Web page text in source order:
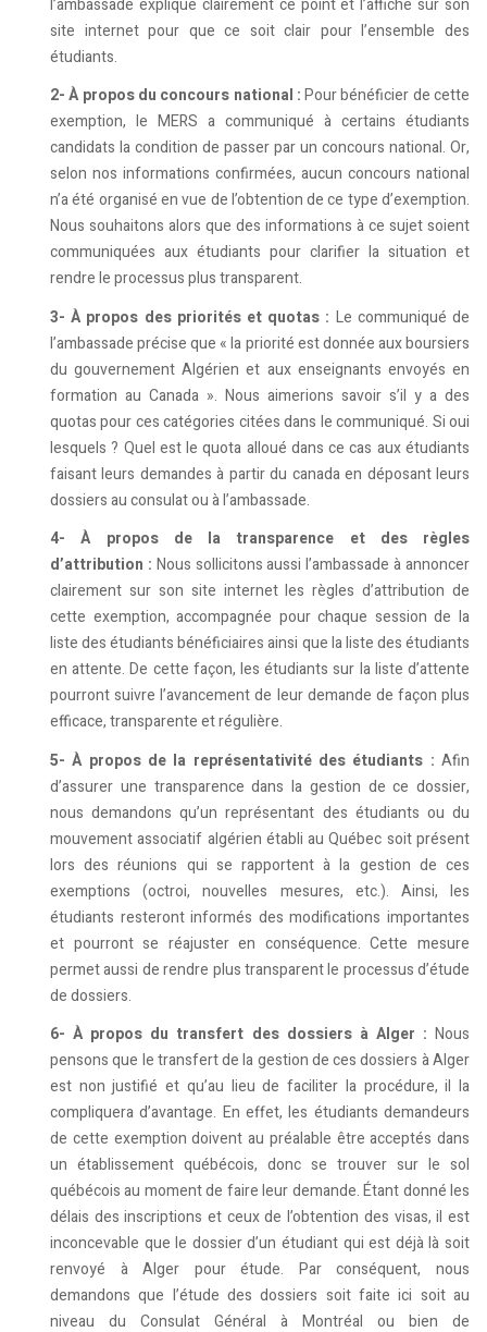
l’ambassade explique clairement ce point et l’affiche sur son
site internet pour que ce soit clair pour l’ensemble des
étudiants.
2- À propos du concours national :Pour bénéficier de cette
exemption, le MERS a communiqué à certains étudiants
candidats la condition de passer par un concours national. Or,
selon nos informations confirmées, aucun concours national
n’a été organisé en vue de l’obtention de ce type d’exemption.
Nous souhaitons alors que des informations à ce sujet soient
communiquées aux étudiants pour clarifier la situation et
rendre le processus plus transparent.
3- À propos des priorités et quotas : Le communiqué de
l’ambassade précise que « la priorité est donnée aux boursiers
du gouvernement Algérien et aux enseignants envoyés en
formation au Canada ». Nous aimerions savoir s’il y a des
quotas pour ces catégories citées dans le communiqué. Si oui
lesquels ? Quel est le quota alloué dans ce cas aux étudiants
faisant leurs demandes à partir du canada en déposant leurs
dossiers au consulat ou à l’ambassade.
4- À propos de la transparence et des règles
d’attribution : Nous sollicitons aussi l’ambassade à annoncer
clairement sur son site internet les règles d’attribution de
cette exemption, accompagnée pour chaque session de la
liste des étudiants bénéficiaires ainsi que la liste des étudiants
en attente. De cette façon, les étudiants sur la liste d’attente
pourront suivre l’avancement de leur demande de façon plus
efficace, transparente et régulière.
5- À propos de la représentativité des étudiants : Afin
d’assurer une transparence dans la gestion de ce dossier,
nous demandons qu’un représentant des étudiants ou du
mouvement associatif algérien établi au Québec soit présent
lors des réunions qui se rapportent à la gestion de ces
exemptions (octroi, nouvelles mesures, etc.). Ainsi, les
étudiants resteront informés des modifications importantes
et pourront se réajuster en conséquence. Cette mesure
permet aussi de rendre plus transparent le processus d’étude
de dossiers.
6- À propos du transfert des dossiers à Alger : Nous
pensons que le transfert de la gestion de ces dossiers à Alger
est non justifié et qu’au lieu de faciliter la procédure, il la
compliquera d’avantage. En effet, les étudiants demandeurs
de cette exemption doivent au préalable être acceptés dans
un établissement québécois, donc se trouver sur le sol
québécois au moment de faire leur demande. Étant donné les
délais des inscriptions et ceux de l’obtention des visas, il est
inconcevable que le dossier d’un étudiant qui est déjà là soit
renvoyé à Alger pour étude. Par conséquent, nous
demandons que l’étude des dossiers soit faite ici soit au
niveau du Consulat Général à Montréal ou bien de